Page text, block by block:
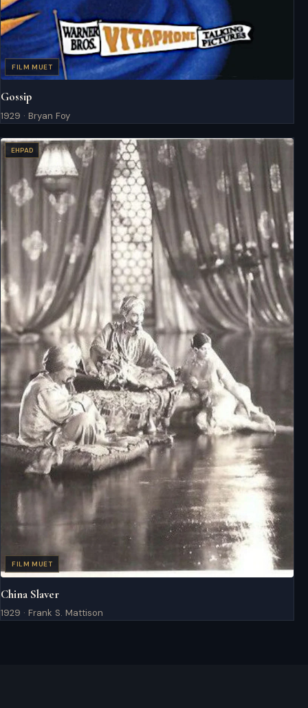
FILM MUET
Gossip
1929 · Bryan Foy
FILM MUET
EHPAD
China Slaver
1929 · Frank S. Mattison